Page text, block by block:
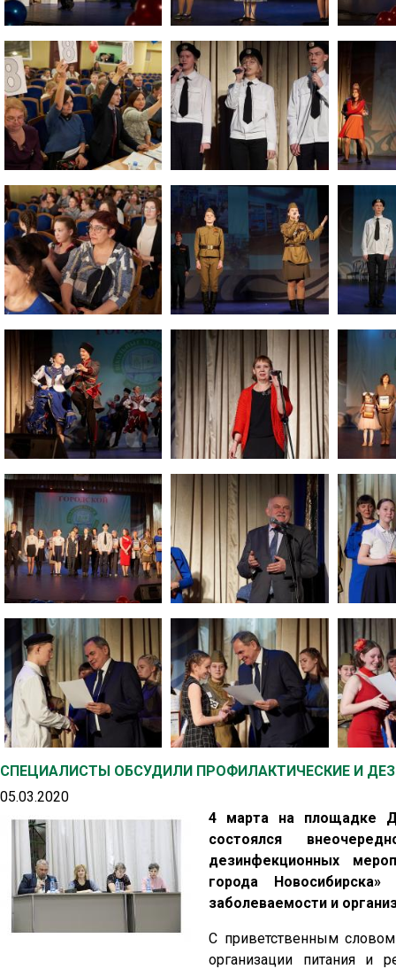
СПЕЦИАЛИСТЫ ОБСУДИЛИ ПРОФИЛАКТИЧЕСКИЕ И
05.03.2020
4 марта на площадке
состоялся
дезинфекционных
города
заболеваемости и
С приветственным словом
организации питания и